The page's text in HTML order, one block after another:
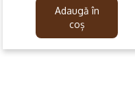
was:
179.99lei.
is:
99.99lei.
Adaugă în
coș